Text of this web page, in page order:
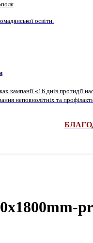
освіти.
кампанії «16 днів протидії
неповнолітніх та